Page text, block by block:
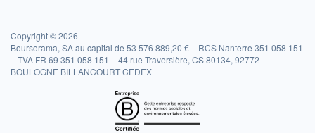
Copyright © 2026
Boursorama, SA au capital de 53 576 889,20 € – RCS Nanterre 351 058 151
– TVA FR 69 351 058 151 – 44 rue Traversière, CS 80134, 92772
BOULOGNE BILLANCOURT CEDEX